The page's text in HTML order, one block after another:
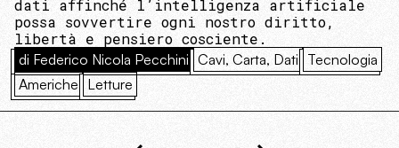
dati affinché l’intelligenza artificiale
possa sovvertire ogni nostro diritto,
libertà e pensiero cosciente.
di Federico Nicola Pecchini Cavi, Carta, Dati Tecnologia
Americhe Letture